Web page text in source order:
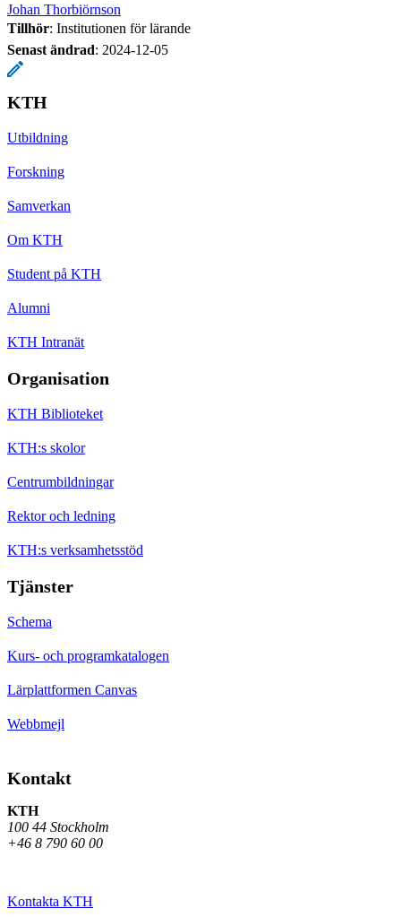
Johan Thorbiörnson
Tillhör: Institutionen för lärande
Senast ändrad: 2024-12-05
KTH
Utbildning
Forskning
Samverkan
Om KTH
Student på KTH
Alumni
KTH Intranät
Organisation
KTH Biblioteket
KTH:s skolor
Centrumbildningar
Rektor och ledning
KTH:s verksamhetsstöd
Tjänster
Schema
Kurs- och programkatalogen
Lärplattformen Canvas
Webbmejl
Kontakt
KTH
100 44 Stockholm
+46 8 790 60 00
Kontakta KTH